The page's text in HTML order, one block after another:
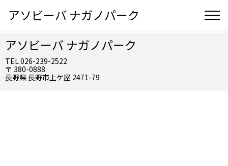
アソビーバ ナガノパーク
アソビーバ ナガノパーク
TEL 026-239-2522
〒 380-0888
長野県 長野市上ケ屋 2471-79